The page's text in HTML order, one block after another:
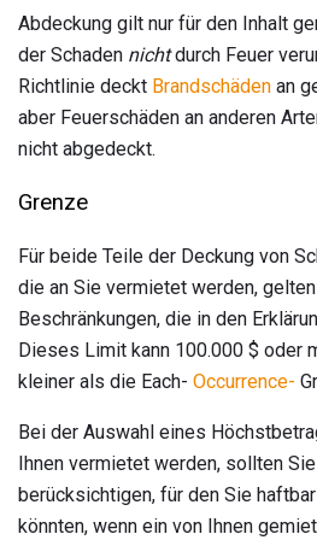
Abdeckung gilt nur für den Inhalt
der Schaden nichtdurch Feuer
Richtlinie deckt Brandschäden an
aber Feuerschäden an anderen
nicht abgedeckt.
Grenze
Für beide Teile der Deckung von
die an Sie vermietet werden,
Beschränkungen, die in den
Dieses Limit kann 100.000 $ oder
kleiner als die Each- Occurrence-
Bei der Auswahl eines
Ihnen vermietet werden, sollten
berücksichtigen, für den Sie
könnten, wenn ein von Ihnen